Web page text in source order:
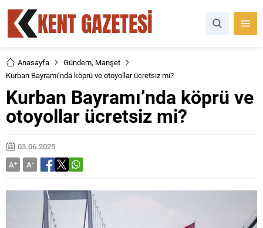
Anasayfa Gündem, Manşet
Kurban Bayramı’nda köprü ve otoyollar ücretsiz mi?
Kurban Bayramı’nda köprü ve
otoyollar ücretsiz mi?
03.06.2025
A+ A-